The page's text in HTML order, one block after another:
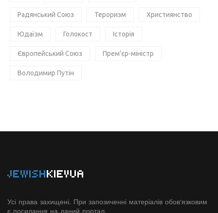
Радянський Союз Тероризм Християнство
Юдаїзм Голокост Історія
Європейський Союз Прем'єр-міністр
Володимир Путін
JEWISHKIEVUA
Усі права захищені. При запозиченні матеріалів обов'язковим
є посилання на даний портал.